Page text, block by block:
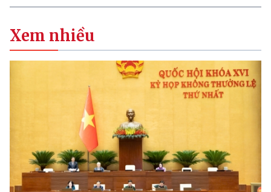
Xem nhiều